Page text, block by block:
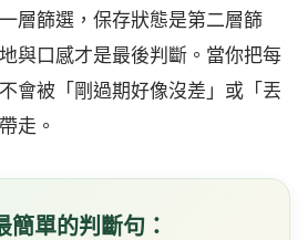
層篩選，保存狀態是第二層篩
與口感才是最後判斷。當你把每
會被「剛過期好像沒差」或「丟
走。
簡單的判斷句：